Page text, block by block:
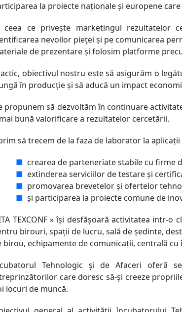
la proiecte naționale și europene
ceea ce privește marketingul rezultatelor
nevoilor pieței și pe comunicarea
de prezentare și folosim platforme
obiectivul nostru este să asigurăm o
în producție și să aducă un impact
propunem să dezvoltăm în continuare
bună valorificare a rezultatelor cercetării.
să trecem de la faza de laborator la
■ crearea de parteneriate stabile cu firme
■ extinderea serviciilor de testare și
■ promovarea brevetelor și ofertelor
■ și participarea la proiecte comune de
TEXCONF » își desfășoară activitatea intr-
birouri, spaţii de lucru, sală de ședinte,
birou, echipamente de comunicaţii, centrală
Tehnologic şi de Afaceri oferă
care doresc să-şi creeze
locuri de muncă.